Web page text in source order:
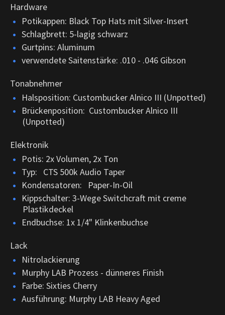
Hardware
Potikappen: Black Top Hats mit Silver-Insert
Schlagbrett: 5-lagig schwarz
Gurtpins: Aluminum
verwendete Saitenstärke: .010 - .046 Gibson
Tonabnehmer
Halsposition: Custombucker Alnico III (Unpotted)
Brückenposition: Custombucker Alnico III
(Unpotted)
Elektronik
Potis: 2x Volumen, 2x Ton
Typ: CTS 500k Audio Taper
Kondensatoren: Paper-In-Oil
Kippschalter: 3-Wege Switchcraft mit creme
Plastikdeckel
Endbuchse: 1x 1/4" Klinkenbuchse
Lack
Nitrolackierung
Murphy LAB Prozess - dünneres Finish
Farbe: Sixties Cherry
Ausführung: Murphy LAB Heavy Aged